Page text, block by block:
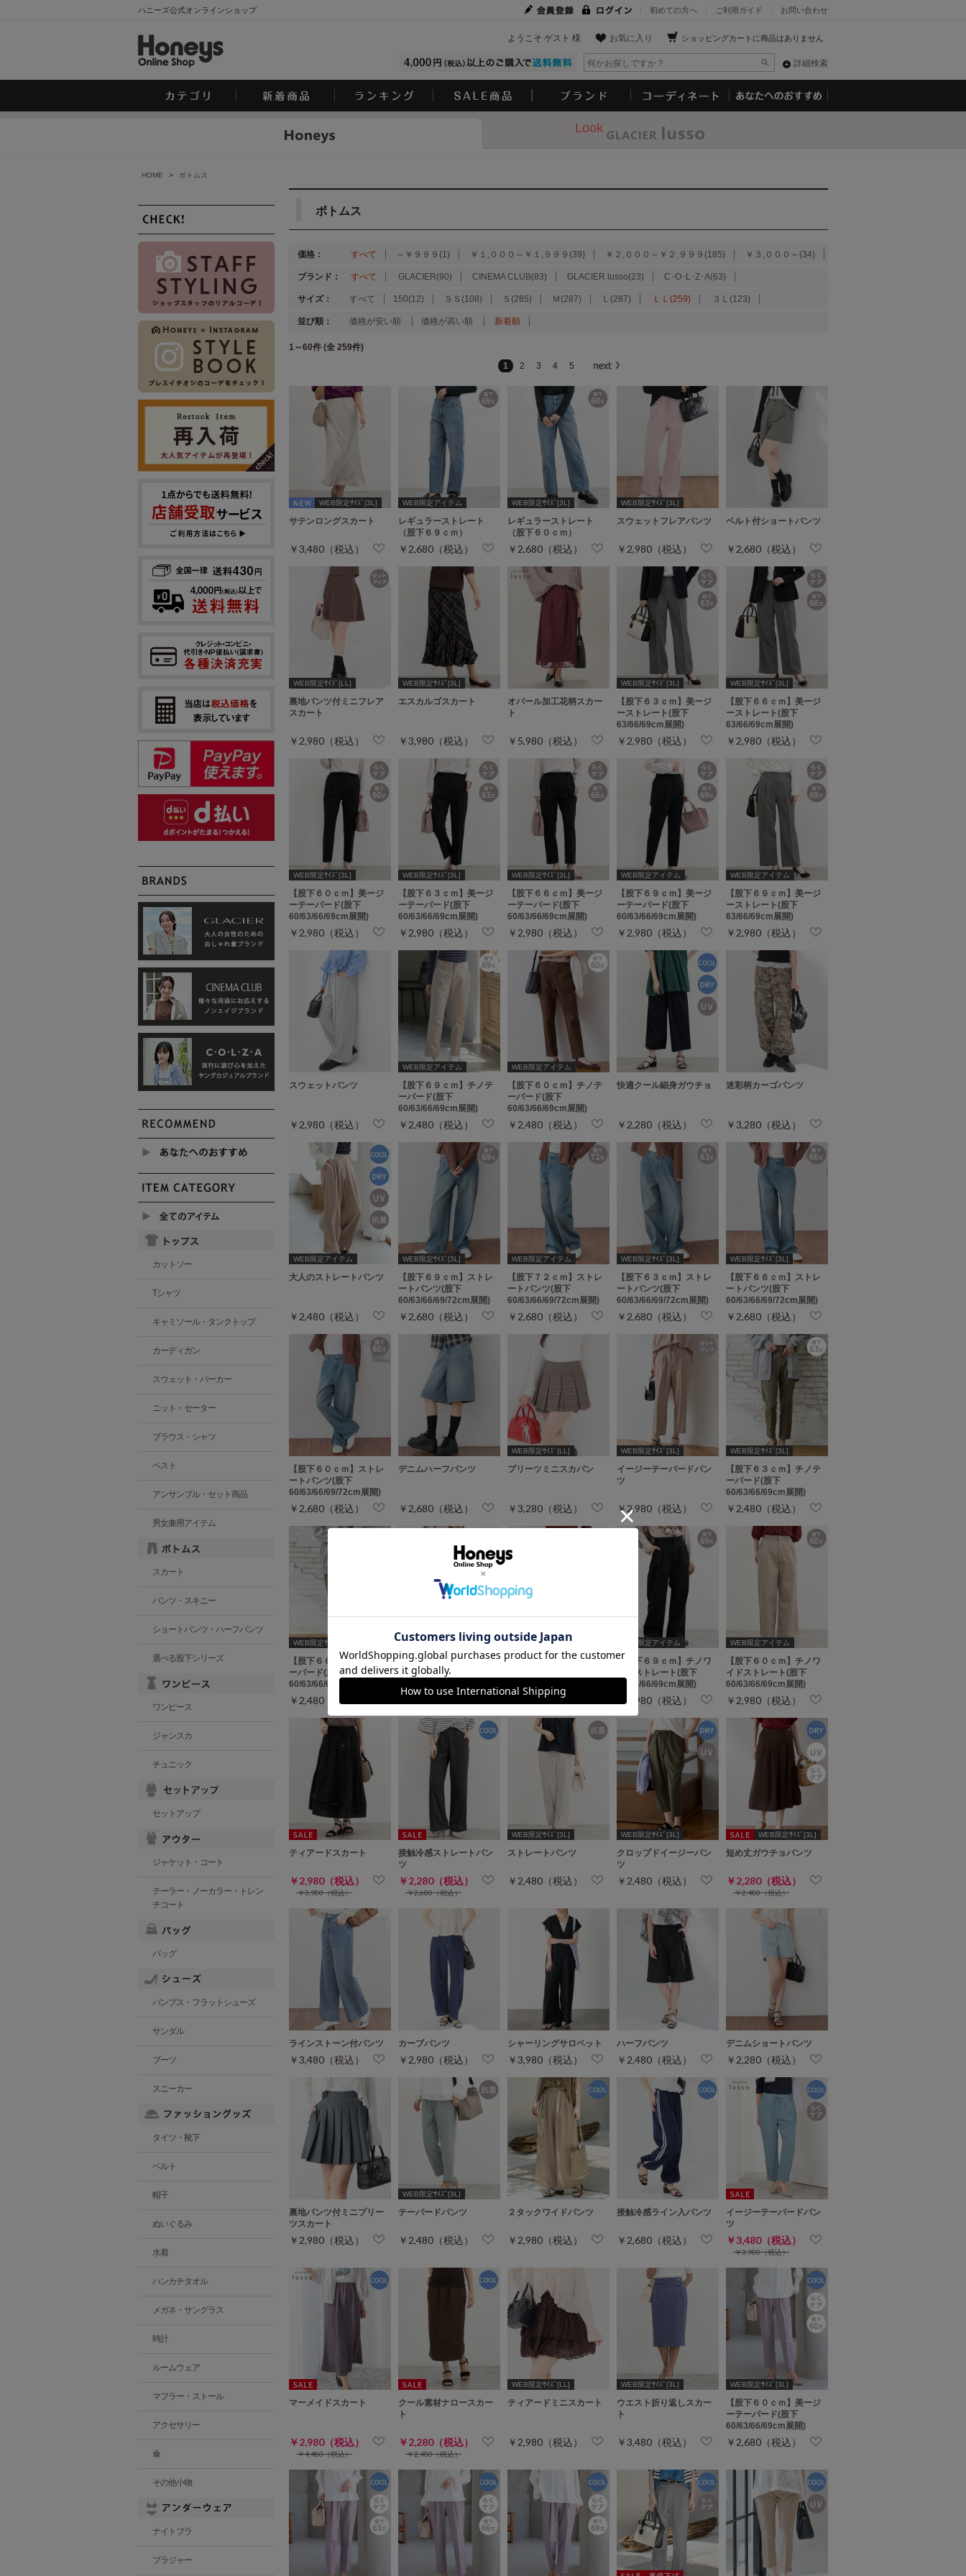
ハニーズ公式オンラインショップ お問い合わせ
ご利用ガイド
初めての方へ
ショッピングカートに商品はありません
お気に入り
ようこそ ゲスト 様
詳細検索
Look
HOME > ボトムス
ボトムス
価格： すべて ～￥９９９(1) ￥１,０００～￥１,９９９(39) ￥２,０００～￥２,９９９(185) ￥３,０００～(34)
ブランド： すべて GLACIER(90) CINEMA CLUB(83) GLACIER lusso(23) C･O･L･Z･A(63)
サイズ： すべて 150(12) ＳＳ(108) Ｓ(285) Ｍ(287) Ｌ(287) ＬＬ(259) ３Ｌ(123)
並び順： 価格が安い順 価格が高い順 新着順
1～60件 (全 259件)
1
2 3 4 5
WEB限定ｻｲｽﾞ[3L]
サテンロングスカート
￥3,480（税込）
WEB限定アイテム
レギュラーストレート
（股下６９ｃｍ）
￥2,680（税込）
WEB限定ｻｲｽﾞ[3L]
レギュラーストレート
（股下６０ｃｍ）
￥2,680（税込）
WEB限定ｻｲｽﾞ[3L]
スウェットフレアパンツ
￥2,980（税込）
ベルト付ショートパンツ
￥2,680（税込）
WEB限定ｻｲｽﾞ[LL]
裏地パンツ付ミニフレア
スカート
￥2,980（税込）
WEB限定ｻｲｽﾞ[3L]
エスカルゴスカート
￥3,980（税込）
オパール加工花柄スカー
ト
￥5,980（税込）
WEB限定ｻｲｽﾞ[3L]
【股下６３ｃｍ】美ージ
ーストレート(股下
63/66/69cm展開)
￥2,980（税込）
WEB限定ｻｲｽﾞ[3L]
【股下６６ｃｍ】美ージ
ーストレート(股下
63/66/69cm展開)
￥2,980（税込）
WEB限定ｻｲｽﾞ[3L]
【股下６０ｃｍ】美ージ
ーテーパード(股下
60/63/66/69cm展開)
￥2,980（税込）
WEB限定ｻｲｽﾞ[3L]
【股下６３ｃｍ】美ージ
ーテーパード(股下
60/63/66/69cm展開)
￥2,980（税込）
WEB限定ｻｲｽﾞ[3L]
【股下６６ｃｍ】美ージ
ーテーパード(股下
60/63/66/69cm展開)
￥2,980（税込）
WEB限定アイテム
【股下６９ｃｍ】美ージ
ーテーパード(股下
60/63/66/69cm展開)
￥2,980（税込）
WEB限定アイテム
【股下６９ｃｍ】美ージ
ーストレート(股下
63/66/69cm展開)
￥2,980（税込）
スウェットパンツ
￥2,980（税込）
WEB限定アイテム
【股下６９ｃｍ】チノテ
ーパード(股下
60/63/66/69cm展開)
￥2,480（税込）
WEB限定アイテム
【股下６０ｃｍ】チノテ
ーパード(股下
60/63/66/69cm展開)
￥2,480（税込）
快適クール細身ガウチョ
￥2,280（税込）
迷彩柄カーゴパンツ
￥3,280（税込）
WEB限定アイテム
大人のストレートパンツ
￥2,480（税込）
WEB限定ｻｲｽﾞ[3L]
【股下６９ｃｍ】ストレ
ートパンツ(股下
60/63/66/69/72cm展開)
￥2,680（税込）
WEB限定アイテム
【股下７２ｃｍ】ストレ
ートパンツ(股下
60/63/66/69/72cm展開)
￥2,680（税込）
WEB限定ｻｲｽﾞ[3L]
【股下６３ｃｍ】ストレ
ートパンツ(股下
60/63/66/69/72cm展開)
￥2,680（税込）
WEB限定ｻｲｽﾞ[3L]
【股下６６ｃｍ】ストレ
ートパンツ(股下
60/63/66/69/72cm展開)
￥2,680（税込）
【股下６０ｃｍ】ストレ
ートパンツ(股下
60/63/66/69/72cm展開)
￥2,680（税込）
デニムハーフパンツ
￥2,680（税込）
WEB限定ｻｲｽﾞ[LL]
プリーツミニスカパン
￥3,280（税込）
WEB限定ｻｲｽﾞ[3L]
イージーテーパードパン
ツ
￥2,980（税込）
WEB限定ｻｲｽﾞ[3L]
【股下６３ｃｍ】チノテ
ーパード(股下
60/63/66/69cm展開)
￥2,480（税込）
WEB限定ｻｲｽﾞ[3L]
【股下６６ｃｍ】チノテ
ーパード(股下
60/63/66/69cm展開)
￥2,480（税込）
【股下６３ｃｍ】チノワ
イドストレート(股下
【股下６６ｃｍ】チノワ
￥2,980（税込）
WEB限定アイテム
【股下６９ｃｍ】チノワ
イドストレート(股下
60/63/66/69cm展開)
￥2,980（税込）
WEB限定アイテム
【股下６０ｃｍ】チノワ
イドストレート(股下
60/63/66/69cm展開)
￥2,980（税込）
ティアードスカート
￥2,980（税込）
￥3,980（税込）
接触冷感ストレートパン
ツ
￥2,280（税込）
￥2,680（税込）
WEB限定ｻｲｽﾞ[3L]
ストレートパンツ
￥2,480（税込）
WEB限定ｻｲｽﾞ[3L]
クロップドイージーパン
ツ
￥2,480（税込）
WEB限定ｻｲｽﾞ[3L]
短め丈ガウチョパンツ
￥2,280（税込）
￥2,480（税込）
ラインストーン付パンツ
￥3,480（税込）
カーブパンツ
￥2,980（税込）
シャーリングサロペット
￥3,980（税込）
ハーフパンツ
￥2,480（税込）
デニムショートパンツ
￥2,280（税込）
裏地パンツ付ミニプリー
ツスカート
￥2,980（税込）
WEB限定ｻｲｽﾞ[3L]
テーパードパンツ
￥2,480（税込）
２タックワイドパンツ
￥2,980（税込）
接触冷感ライン入パンツ
￥2,680（税込）
イージーテーパードパン
ツ
￥3,480（税込）
￥3,980（税込）
マーメイドスカート
￥2,980（税込）
￥4,480（税込）
クール素材ナロースカー
ト
￥2,280（税込）
￥2,480（税込）
WEB限定ｻｲｽﾞ[LL]
ティアードミニスカート
￥2,980（税込）
WEB限定ｻｲｽﾞ[3L]
ウエスト折り返しスカー
ト
￥3,480（税込）
WEB限定ｻｲｽﾞ[3L]
【股下６０ｃｍ】美ージ
ーテーパード(股下
60/63/66/69cm展開)
￥2,680（税込）
カットソー
Tシャツ
キャミソール・タンクトップ
カーディガン
スウェット・パーカー
ニット・セーター
ブラウス・シャツ
ベスト
アンサンブル・セット商品
男女兼用アイテム
スカート
パンツ・スキニー
ショートパンツ・ハーフパンツ
選べる股下シリーズ
ワンピース
ジャンスカ
チュニック
セットアップ
ジャケット・コート
テーラー・ノーカラー・トレン
チコート
バッグ
パンプス・フラットシューズ
サンダル
ブーツ
スニーカー
タイツ・靴下
ベルト
帽子
ぬいぐるみ
水着
ハンカチタオル
メガネ・サングラス
時計
ルームウェア
マフラー・ストール
アクセサリー
傘
その他小物
ナイトブラ
ブラジャー